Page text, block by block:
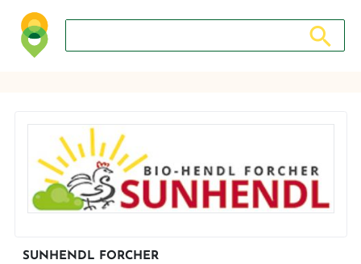
Suche nach: Zum Beispiel Wein, Fleisch, Keramik,
Suche
SUNHENDL FORCHER